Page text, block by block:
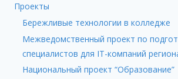
Проекты
Бережливые технологии в колледже
Межведомственный проект по
специалистов для IT-компаний
Национальный проект “Образование”